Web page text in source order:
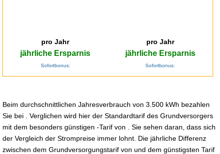
pro Jahr
jährliche Ersparnis
Sofortbonus:
pro Jahr
jährliche Ersparnis
Sofortbonus:
Beim durchschnittlichen Jahresverbrauch von 3.500 kWh bezahlen
Sie bei . Verglichen wird hier der Standardtarif des Grundversorgers
mit dem besonders günstigen -Tarif von . Sie sehen daran, dass sich
der Vergleich der Strompreise immer lohnt. Die jährliche Differenz
zwischen dem Grundversorgungstarif von und dem günstigsten Tarif